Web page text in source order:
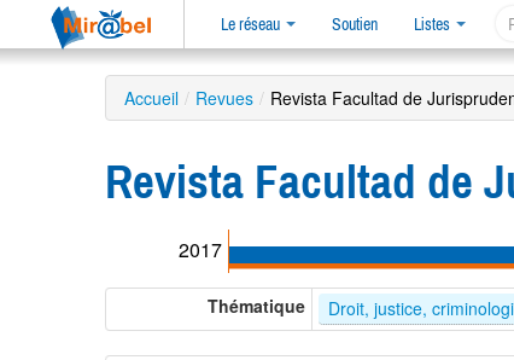
Le réseau Soutien Listes
Accueil / Revues / Revista Facultad de
Revista Facultad de
2017
Thématique Droit, justice,